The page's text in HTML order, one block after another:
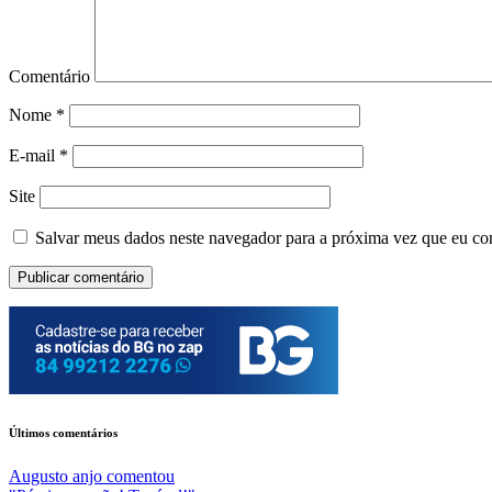
Comentário
Nome *
E-mail *
Site
Salvar meus dados neste navegador para a próxima vez que eu
Últimos comentários
Augusto anjo comentou